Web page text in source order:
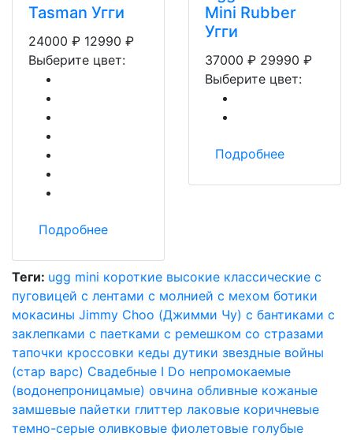
Tasman Угги
24000 ₽ 12990 ₽
Выберите цвет:
Подробнее
Mini Rubber
Угги
37000 ₽ 29990 ₽
Выберите цвет:
Подробнее
Теги: ugg mini короткие высокие классические с
пуговицей с лентами с молнией с мехом ботики
мокасины Jimmy Choo (Джимми Чу) с бантиками с
заклепками с паетками с ремешком со стразами
тапочки кроссовки кеды дутики звездные войны
(стар варс) Свадебные I Do непромокаемые
(водонепроницамые) овчина обливные кожаные
замшевые пайетки глиттер лаковые коричневые
темно-серые оливковые фиолетовые голубые